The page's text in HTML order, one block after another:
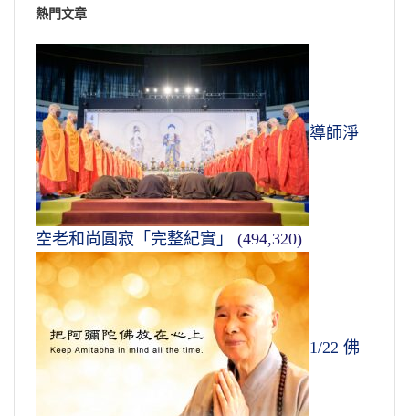
熱門文章
導師淨
空老和尚圓寂「完整紀實」 (494,320)
1/22 佛